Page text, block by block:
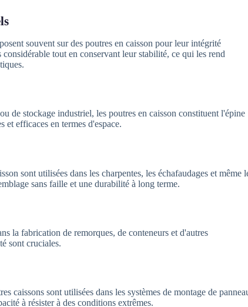
souvent sur des poutres en caisson pour leur intégrité
tout en conservant leur stabilité, ce qui les rend
de stockage industriel, les poutres en caisson constituent l'épine
et efficaces en termes d'espace.
sont utilisées dans les charpentes, les échafaudages et même
sans faille et une durabilité à long terme.
la fabrication de remorques, de conteneurs et d'autres
sont cruciales.
caissons sont utilisées dans les systèmes de montage de
à résister à des conditions extrêmes.